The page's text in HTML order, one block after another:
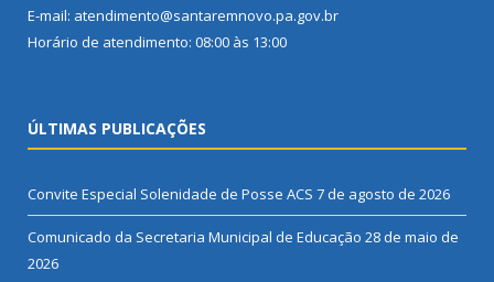
E-mail: atendimento@santaremnovo.pa.gov.br
Horário de atendimento: 08:00 às 13:00
ÚLTIMAS PUBLICAÇÕES
Convite Especial Solenidade de Posse ACS 7 de agosto de 2026
Comunicado da Secretaria Municipal de Educação 28 de maio de
2026